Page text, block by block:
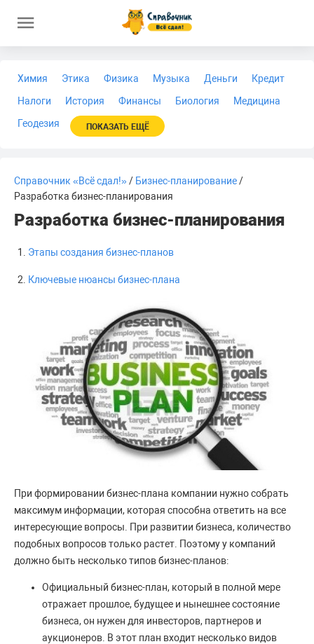
Химия Этика Физика Музыка Деньги
Кредит
Налоги
История Финансы Биология
Медицина
Геодезия
ПОКАЗАТЬ ЕЩЁ
Справочник «Всё сдал!»/ Бизнес-планирование/
Разработка бизнес-планирования
Разработка бизнес-планирования
Этапы создания бизнес-планов
Ключевые нюансы бизнес-плана
При формировании бизнес-плана компании нужно собрать
максимум информации, которая способна ответить на все
интересующие вопросы. При развитии бизнеса, количество
подобных вопросов только растет. Поэтому у компаний
должно быть несколько типов бизнес-планов:
Официальный бизнес-план, который в полной мере
отражает прошлое, будущее и нынешнее состояние
бизнеса, он нужен для инвесторов, партнеров и
аукционеров. В этот план входит несколько видов